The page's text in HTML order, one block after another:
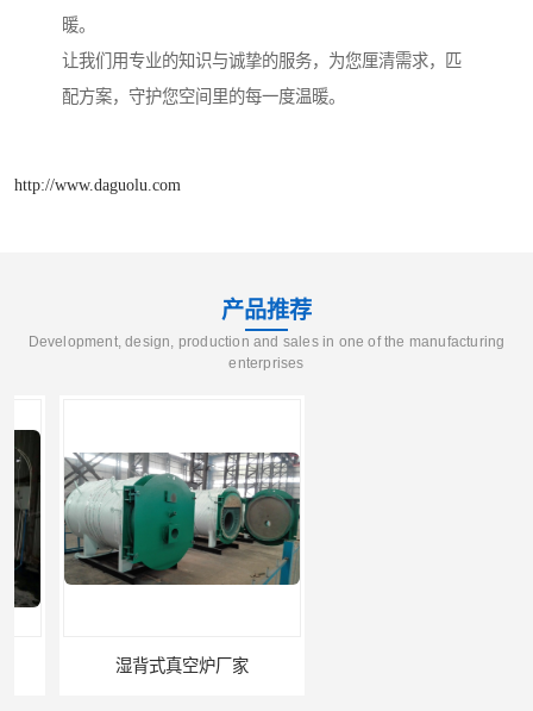
暖。
让我们用专业的知识与诚挚的服务，为您厘清需求，匹
配方案，守护您空间里的每一度温暖。
http://www.daguolu.com
产品推荐
Development, design, production and sales in one of the manufacturing
enterprises
湿背式真空炉厂家